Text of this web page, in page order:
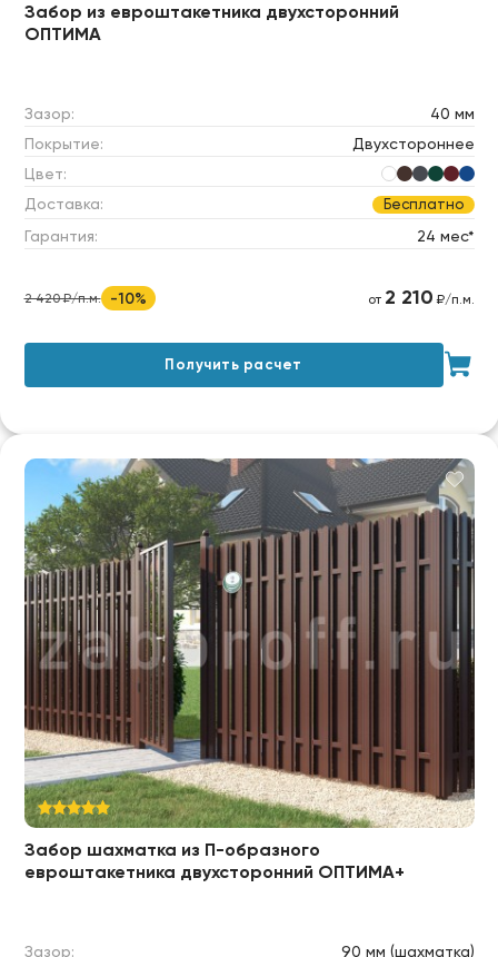
Забор из евроштакетника двухсторонний
ОПТИМА
Зазор:
40 мм
Покрытие:
Двухстороннее
Цвет:
Доставка:
Бесплатно
Гарантия: 24 мес*
2 420 ₽/п.м. -10% от 2 210 ₽/п.м.
Получить расчет
Забор шахматка из П-образного
евроштакетника двухсторонний ОПТИМА+
Зазор: 90 мм (шахматка)